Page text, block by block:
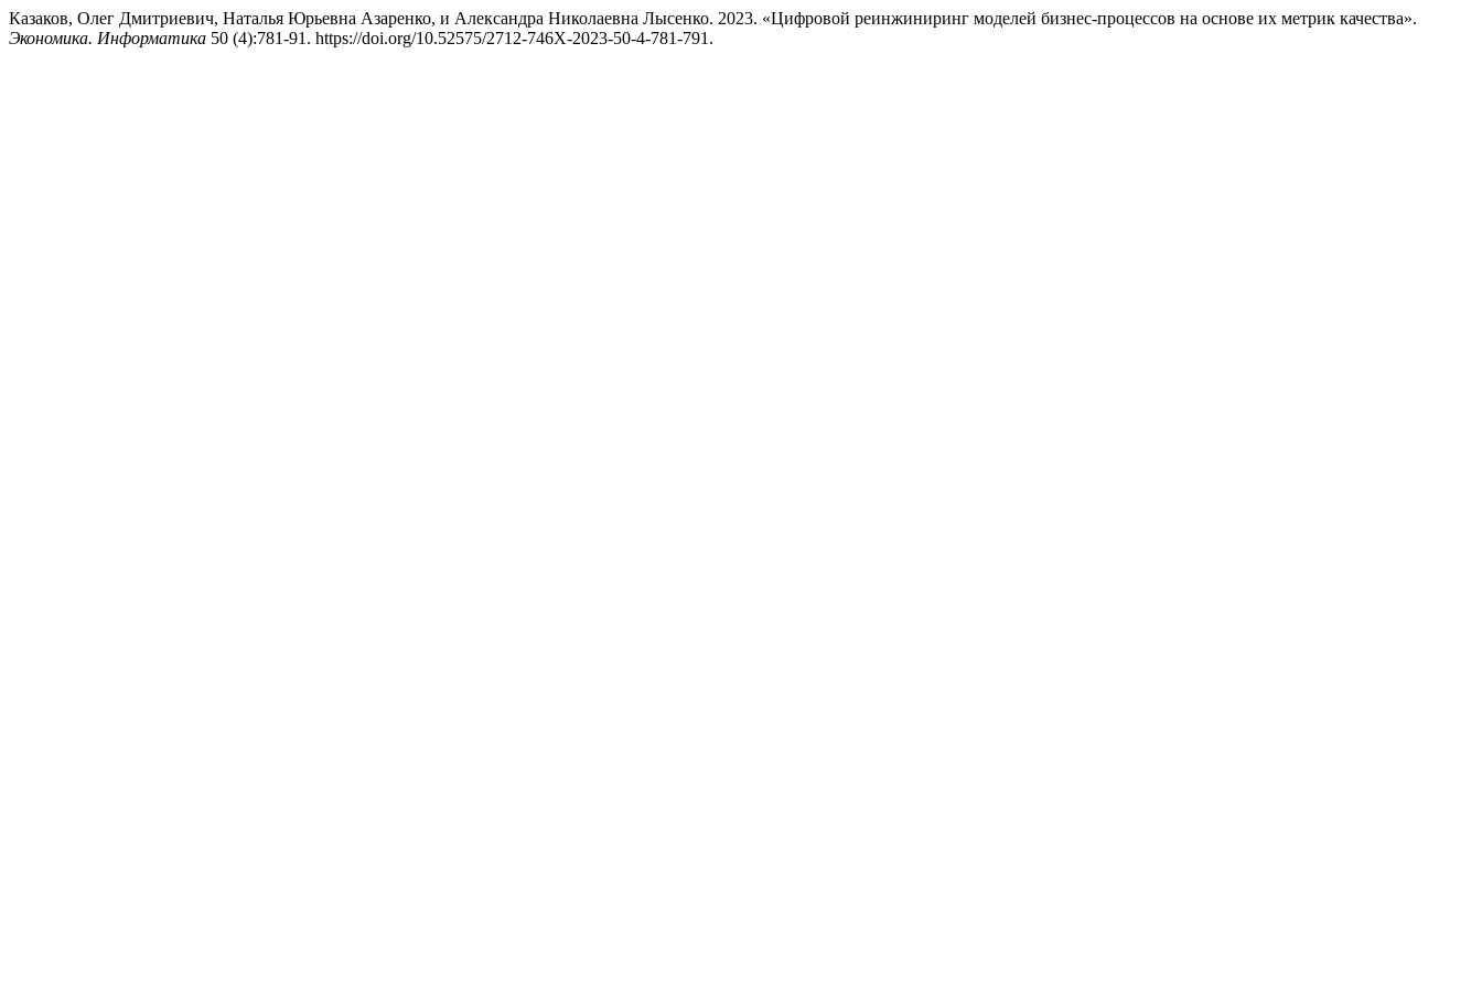
Казаков, Олег Дмитриевич, Наталья Юрьевна Азаренко, и Александра Николаевна Лысенко. 2023. «Цифровой реинжиниринг моделей бизнес-процессов на основе их метрик качества».
Экономика. Информатика 50 (4):781-91. https://doi.org/10.52575/2712-746X-2023-50-4-781-791.